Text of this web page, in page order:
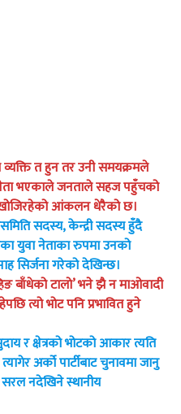
व्यक्ति त हुन तर उनी समयक्रमले
नेता भएकाले जनताले सहज पहुँचको
खोजिरहेको आंकलन धेरैको छ।
सदस्य, केन्द्री सदस्य हुँदै
युवा नेताका रुपमा उनको
सिर्जना गरेको देखिन्छ।
बाँधेको टालाे’ भने झै न माओवादी
त्यो भोट पनि प्रभावित हुने
र क्षेत्रको भोटको आकार त्यति
अर्को पार्टीबाट चुनावमा जानु
नदेखिने स्थानीय